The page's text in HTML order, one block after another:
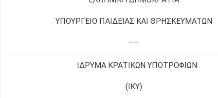
ΥΠΟΥΡΓΕΙΟ ΠΑΙΔΕΙΑΣ ΚΑΙ ΘΡΗΣΚΕΥΜΑΤΩΝ
——
ΙΔΡΥΜΑ ΚΡΑΤΙΚΩΝ ΥΠΟΤΡΟΦΙΩΝ
(ΙΚΥ)